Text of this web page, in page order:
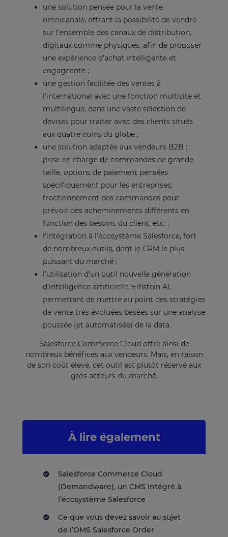
une solution pensée pour la vente
omnicanale, offrant la possibilité de vendre
sur l’ensemble des canaux de distribution,
digitaux comme physiques, afin de proposer
une expérience d’achat intelligente et
engageante ;
une gestion facilitée des ventes à
l’international avec une fonction multisite et
multilingue, dans une vaste sélection de
devises pour traiter avec des clients situés
aux quatre coins du globe ;
une solution adaptée aux vendeurs B2B :
prise en charge de commandes de grande
taille, options de paiement pensées
spécifiquement pour les entreprises,
fractionnement des commandes pour
prévoir des acheminements différents en
fonction des besoins du client, etc. ;
l’intégration à l’écosystème Salesforce, fort
de nombreux outils, dont le CRM le plus
puissant du marché ;
l’utilisation d’un outil nouvelle génération
d’intelligence artificielle, Einstein AI,
permettant de mettre au point des stratégies
de vente très évoluées basées sur une analyse
poussée (et automatisée) de la data.
Salesforce Commerce Cloud offre ainsi de
nombreux bénéfices aux vendeurs. Mais, en raison
de son coût élevé, cet outil est plutôt réservé aux
gros acteurs du marché.
À lire également
Salesforce Commerce Cloud
(Demandware), un CMS intégré à
l’écosystème Salesforce
Ce que vous devez savoir au sujet
de l’OMS Salesforce Order